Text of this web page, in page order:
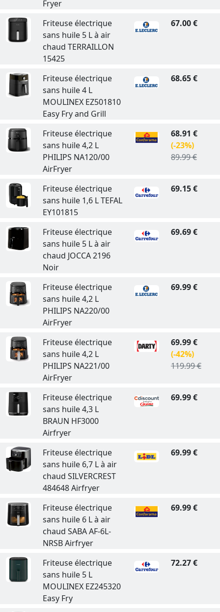
Fryer
Friteuse électrique
sans huile 5 L à air
chaud TERRAILLON
15425
67.00 €
Friteuse électrique
sans huile 4 L
MOULINEX EZ501810
Easy Fry and Grill
68.65 €
Friteuse électrique
sans huile 4,2 L
PHILIPS NA120/00
AirFryer
68.91 €
(-23%)
89.99 €
Friteuse électrique
sans huile 1,6 L TEFAL
EY101815
69.15 €
Friteuse électrique
sans huile 5 L à air
chaud JOCCA 2196
Noir
69.69 €
Friteuse électrique
sans huile 4,2 L
PHILIPS NA220/00
AirFryer
69.99 €
Friteuse électrique
sans huile 4,2 L
PHILIPS NA221/00
AirFryer
69.99 €
(-42%)
119.99 €
Friteuse électrique
sans huile 4,3 L
BRAUN HF3000
Airfryer
69.99 €
Friteuse électrique
sans huile 6,7 L à air
chaud SILVERCREST
484648 Airfryer
69.99 €
Friteuse électrique
sans huile 6 L à air
chaud SABA AF-6L-
NRSB Airfryer
69.99 €
Friteuse électrique
sans huile 5 L
MOULINEX EZ245320
Easy Fry
72.27 €